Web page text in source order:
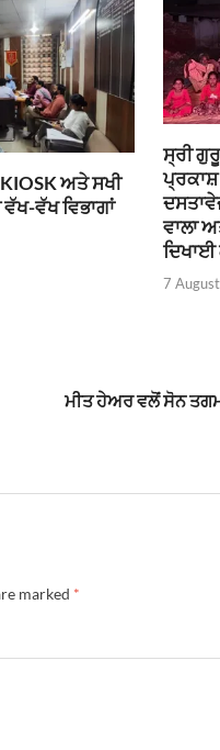
ਅਤੇ ਸਖੀ
ਵੱਖ ਵਿਭਾਗਾਂ
ਸ੍ਰੀ
ਵਾਲਾ
7
ਮੀਤ ਹੇਅਰ ਵਲੋਂ ਸੋਨ
marked *